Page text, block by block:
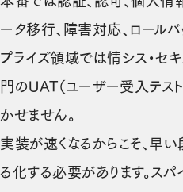
ータ移行、障害対応、ロール
プライズ領域では情シス・セ
門のUAT（ユーザー受入テス
かせません。
実装が速くなるからこそ、早
る化する必要があります。スパ